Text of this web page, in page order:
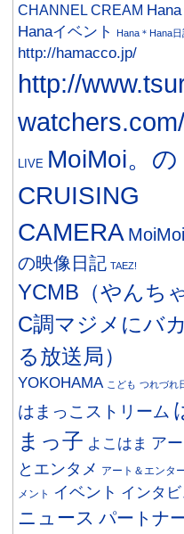
CHANNEL CREAM
Hanaイベント
Hana＊Hana日
http://hamacco.jp/
http://
watchers.com/
LIVE MoiMoi。の
CRUISING
CAMERA
の映像日記 TAEZ!
YCMB（やんち
C調マジメにバ
る放送局）
YOKOHAMA こども つれづれ
はまっこストリーム
まっ子 よこはま ア
とエンタメ アート＆エンタ
メント
イベント インタ
ニュース パートナ